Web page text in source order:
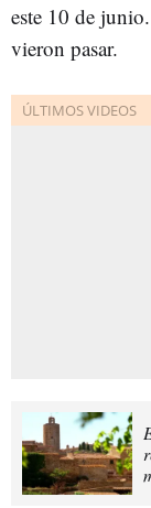
este 10 de
vieron pasar.